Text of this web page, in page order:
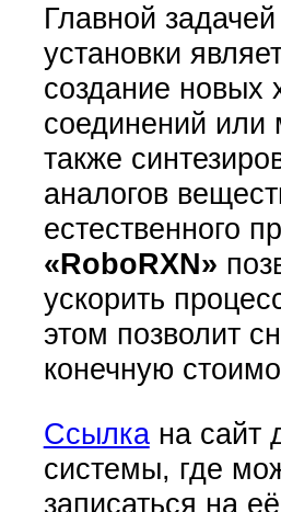
Главной задачей
установки
создание новых
соединений или
также
аналогов
естественного
«RoboRXN»
ускорить
этом позволит
конечную
Ссылкана сайт
системы, где
записаться на её